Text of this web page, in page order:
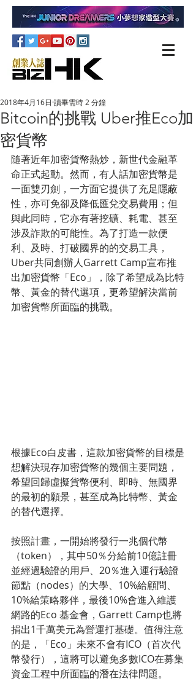
Bitcoin的挑戰 Uber推Eco加
密貨幣
2018年4月16日 讀畢需時 2 分鐘
隨著近年加密貨幣熱炒，新世代金融革
命正式起動。然而，有人話加密貨幣是
一面雙刃劍，一方面它提供了充足隱蔽
性，亦可免卻及降低匯兌交易費用；但
與此同時，它亦有著挖礦、耗電、甚至
涉及詐欺的可能性。為了打造一款便
利、及時、打破國界的的交易工具，
Uber共同創辦人Garrett Camp宣布推
出加密貨幣「Eco」，除了希望成為比特
幣、黃金的替代選項，更希望解決當前
加密貨幣所面臨的挑戰。
根據Eco白皮書，這款加密貨幣的目標是
想解決現存加密貨幣的幾個主要問題，
希望回歸虛擬貨幣便利、即時、無國界
的最初的願景，甚至成為比特幣、黃金
的替代選擇。
按照計畫，一開始將發行一兆個代幣
（token），其中50％分給前10億註冊
並經過驗證的用戶、20％進入運行驗證
節點（nodes）的大學、10%給顧問、
10%給策略夥伴，最後10%會進入維護
網路的Eco 基金會，Garrett Camp也將
捐出1千萬美元為營運打基礎。值得注意
的是，「Eco」未來不會有ICO（首次代
幣發行），這將可以避免多數ICO在募集
資金工程中所面臨的潛在法律問題。